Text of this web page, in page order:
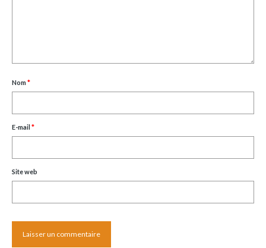
Nom*
E-mail *
Site web